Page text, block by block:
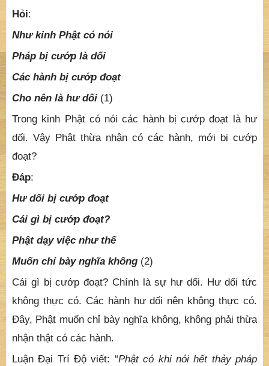
Hỏi:
Như kinh Phật có nói
Pháp bị cướp là dối
Các hành bị cướp đoạt
Cho nên là hư dối (1)
Trong kinh Phật có nói các hành bị cướp đoạt là hư
dối. Vậy Phật thừa nhận có các hành, mới bị cướp
đoạt?
Đáp:
Hư dối bị cướp đoạt
Cái gì bị cướp đoạt?
Phật dạy việc như thế
Muốn chỉ bày nghĩa không (2)
Cái gì bị cướp đoạt? Chính là sự hư dối. Hư dối tức
không thực có. Các hành hư dối nên không thực có.
Đây, Phật muốn chỉ bày nghĩa không, không phải thừa
nhận thật có các hành.
Luận Đại Trí Độ viết: “Phật có khi nói hết thảy pháp